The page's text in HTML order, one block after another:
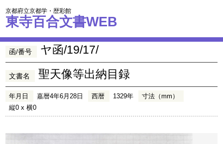
京都府立京都学・歴彩館
東寺百合文書WEB
函/番号 ヤ函/19/17/
文書名 聖天像等出納目録
年月日 嘉暦4年6月28日 西暦 1329年
寸法（mm）
縦0 x 横0